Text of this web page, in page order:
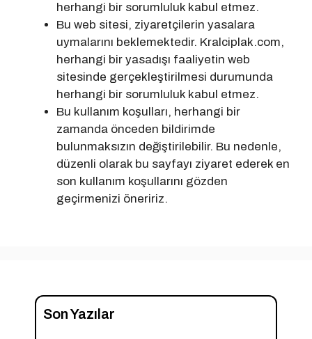
herhangi bir sorumluluk kabul etmez.
Bu web sitesi, ziyaretçilerin yasalara
uymalarını beklemektedir. Kralciplak.com,
herhangi bir yasadışı faaliyetin web
sitesinde gerçekleştirilmesi durumunda
herhangi bir sorumluluk kabul etmez.
Bu kullanım koşulları, herhangi bir
zamanda önceden bildirimde
bulunmaksızın değiştirilebilir. Bu nedenle,
düzenli olarak bu sayfayı ziyaret ederek en
son kullanım koşullarını gözden
geçirmenizi öneririz.
Son Yazılar